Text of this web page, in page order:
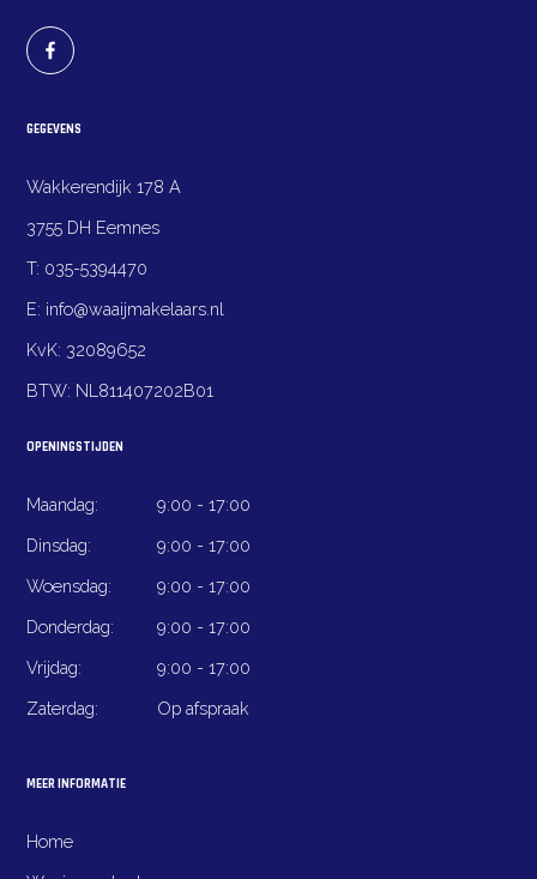
GEGEVENS
Wakkerendijk 178 A
3755 DH Eemnes
T: 035-5394470
E: info@waaijmakelaars.nl
KvK: 32089652
BTW: NL811407202B01
OPENINGSTIJDEN
Maandag:
9:00 - 17:00
Dinsdag:
9:00 - 17:00
Woensdag:
9:00 - 17:00
Donderdag:
9:00 - 17:00
Vrijdag:
9:00 - 17:00
Zaterdag:
Op afspraak
MEER INFORMATIE
Home